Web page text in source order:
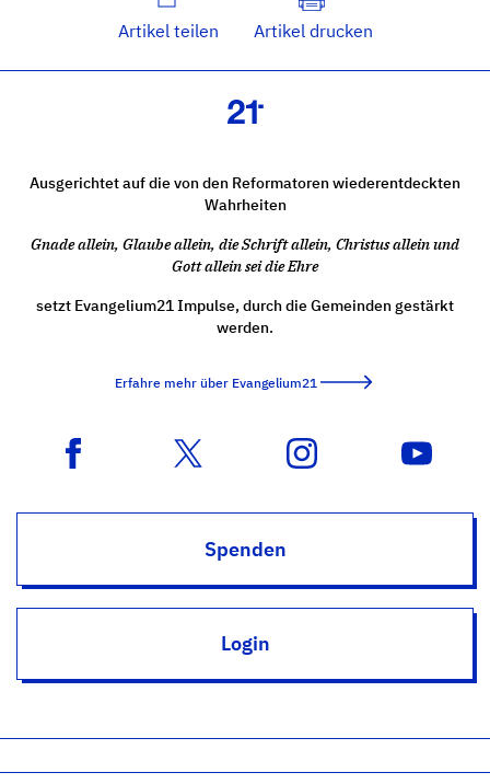
Artikel teilen Artikel drucken
Ausgerichtet auf die von den Reformatoren wiederentdeckten
Wahrheiten
Gnade allein, Glaube allein, die Schrift allein, Christus allein und
Gott allein sei die Ehre
setzt Evangelium21 Impulse, durch die Gemeinden gestärkt
werden.
Erfahre mehr über Evangelium21
Spenden
Login